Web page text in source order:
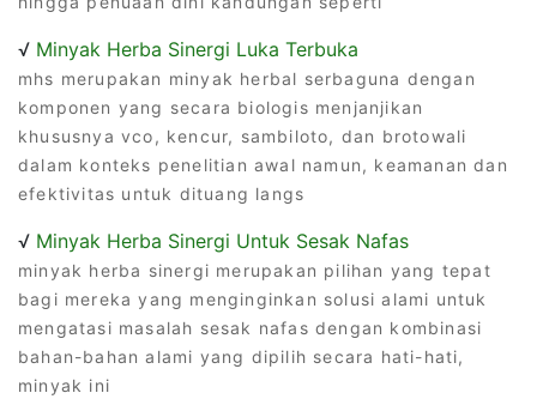
√ Minyak Herba Sinergi Luka Terbuka
mhs merupakan minyak herbal serbaguna dengan
komponen yang secara biologis menjanjikan
khususnya vco, kencur, sambiloto, dan brotowali
dalam konteks penelitian awal namun, keamanan dan
efektivitas untuk dituang langs
√ Minyak Herba Sinergi Untuk Sesak Nafas
minyak herba sinergi merupakan pilihan yang tepat
bagi mereka yang menginginkan solusi alami untuk
mengatasi masalah sesak nafas dengan kombinasi
bahan-bahan alami yang dipilih secara hati-hati,
minyak ini